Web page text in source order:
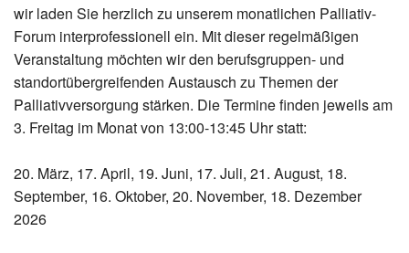
wir laden Sie herzlich zu unserem monatlichen Palliativ-
Forum interprofessionell ein. Mit dieser regelmäßigen
Veranstaltung möchten wir den berufsgruppen- und
standortübergreifenden Austausch zu Themen der
Palliativversorgung stärken. Die Termine finden jeweils am
3. Freitag im Monat von 13:00-13:45 Uhr statt:
20. März, 17. April, 19. Juni, 17. Juli, 21. August, 18.
September, 16. Oktober, 20. November, 18. Dezember
2026